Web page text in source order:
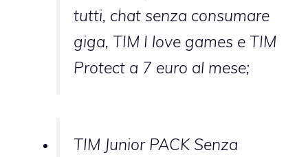
tutti, chat senza consumare
giga, TIM I love games e TIM
Protect a 7 euro al mese;
TIM Junior PACK Senza